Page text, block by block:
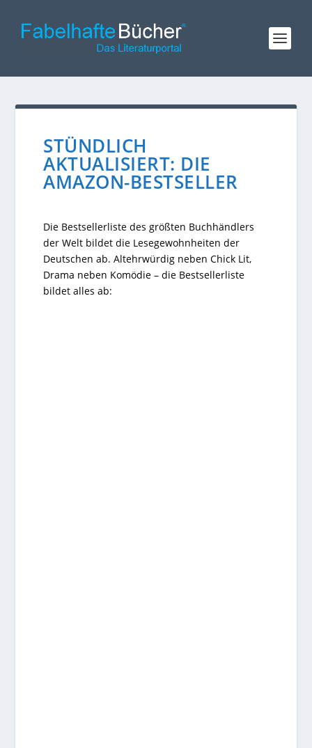
STÜNDLICH
AKTUALISIERT: DIE
AMAZON-BESTSELLER
Die Bestsellerliste des größten Buchhändlers
der Welt bildet die Lesegewohnheiten der
Deutschen ab. Altehrwürdig neben Chick Lit,
Drama neben Komödie – die Bestsellerliste
bildet alles ab: